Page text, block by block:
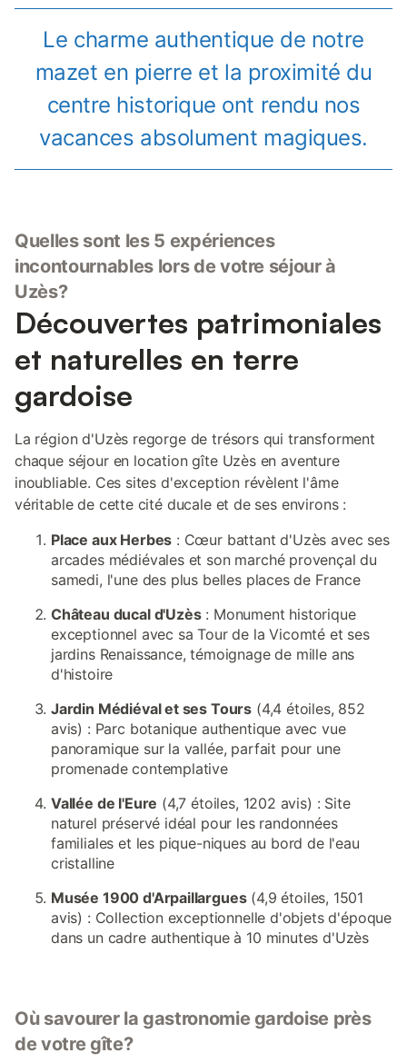
Le charme authentique de notre
mazet en pierre et la proximité du
centre historique ont rendu nos
vacances absolument magiques.
Quelles sont les 5 expériences
incontournables lors de votre séjour à
Uzès?
Découvertes patrimoniales
et naturelles en terre
gardoise
La région d'Uzès regorge de trésors qui transforment
chaque séjour en location gîte Uzès en aventure
inoubliable. Ces sites d'exception révèlent l'âme
véritable de cette cité ducale et de ses environs :
Place aux Herbes : Cœur battant d'Uzès avec ses
arcades médiévales et son marché provençal du
samedi, l'une des plus belles places de France
Château ducal d'Uzès: Monument historique
exceptionnel avec sa Tour de la Vicomté et ses
jardins Renaissance, témoignage de mille ans
d'histoire
Jardin Médiéval et ses Tours (4,4 étoiles, 852
avis) : Parc botanique authentique avec vue
panoramique sur la vallée, parfait pour une
promenade contemplative
Vallée de l'Eure (4,7 étoiles, 1202 avis) : Site
naturel préservé idéal pour les randonnées
familiales et les pique-niques au bord de l'eau
cristalline
Musée 1900 d'Arpaillargues(4,9 étoiles, 1501
avis) : Collection exceptionnelle d'objets d'époque
dans un cadre authentique à 10 minutes d'Uzès
Où savourer la gastronomie gardoise près
de votre gîte?